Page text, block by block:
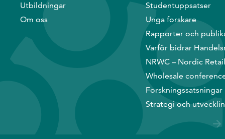
Utbildningar
Om oss
Studentuppsatser
Unga forskare
Rapporter och
Varför bidrar
NRWC – Nordic
Wholesale
Forskningssatsningar
Strategi och